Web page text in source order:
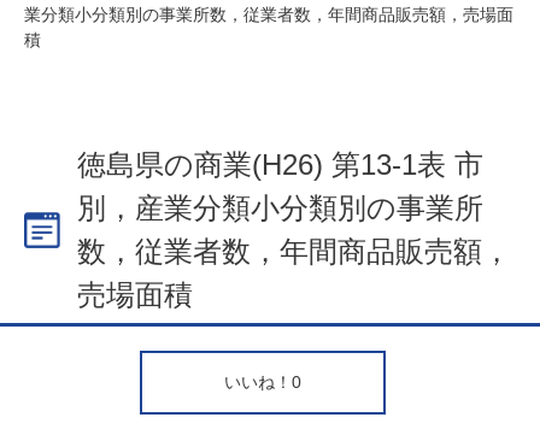
業分類小分類別の事業所数，従業者数，年間商品販売額，売場面
積
徳島県の商業(H26) 第13-1表 市
別，産業分類小分類別の事業所
数，従業者数，年間商品販売額，
売場面積
いいね！ 0